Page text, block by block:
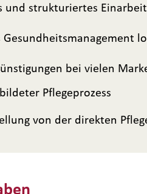
und strukturiertes
Gesundheitsmanagement
bei vielen
Pflegeprozess
von der direkten